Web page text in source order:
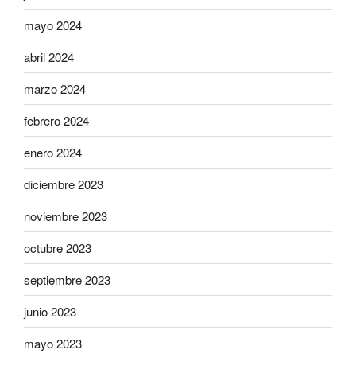
mayo 2024
abril 2024
marzo 2024
febrero 2024
enero 2024
diciembre 2023
noviembre 2023
octubre 2023
septiembre 2023
junio 2023
mayo 2023